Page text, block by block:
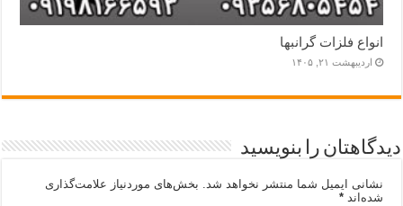
انواع فلزات گرانبها
اردیبهشت ۲۱, ۱۴۰۵
دیدگاهتان را بنویسید
نشانی ایمیل شما منتشر نخواهد شد. بخش‌های موردنیاز علامت‌گذاری
شده‌اند*